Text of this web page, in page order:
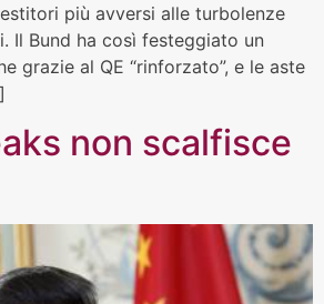
più avversi alle turbolenze
Il Bund ha così festeggiato un
grazie al QE “rinforzato”, e le aste
non scalfisce